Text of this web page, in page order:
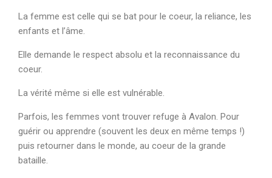
La femme est celle qui se bat pour le coeur, la reliance, les
enfants et l’âme.
Elle demande le respect absolu et la reconnaissance du
coeur.
La vérité même si elle est vulnérable.
Parfois, les femmes vont trouver refuge à Avalon. Pour
guérir ou apprendre (souvent les deux en même temps !)
puis retourner dans le monde, au coeur de la grande
bataille.